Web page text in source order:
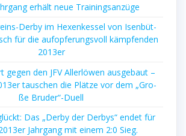
erhält neue Trainingsanzüge
Der­by im Hexen­kes­sel von Isen­büt­
für die auf­op­fe­rungs­voll kämp­fen­den
2013er
gegen den JFV Aller­lö­wen aus­ge­baut –
tau­schen die Plät­ze vor dem „Gro­
ße Bruder“-Duell
Das „Der­by der Der­bys“ endet für
Jahr­gang mit einem 2:0 Sieg.